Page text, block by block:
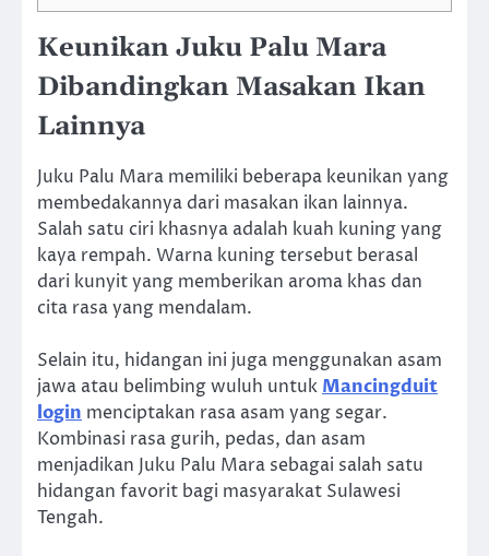
Keunikan Juku Palu Mara
Dibandingkan Masakan Ikan
Lainnya
Juku Palu Mara memiliki beberapa keunikan yang
membedakannya dari masakan ikan lainnya.
Salah satu ciri khasnya adalah kuah kuning yang
kaya rempah. Warna kuning tersebut berasal
dari kunyit yang memberikan aroma khas dan
cita rasa yang mendalam.
Selain itu, hidangan ini juga menggunakan asam
jawa atau belimbing wuluh untuk Mancingduit
login menciptakan rasa asam yang segar.
Kombinasi rasa gurih, pedas, dan asam
menjadikan Juku Palu Mara sebagai salah satu
hidangan favorit bagi masyarakat Sulawesi
Tengah.